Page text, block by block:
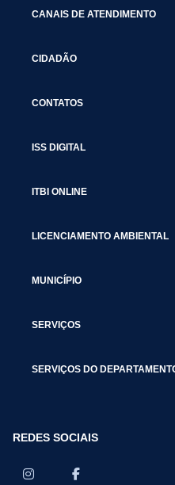
CANAIS DE ATENDIMENTO
CIDADÃO
CONTATOS
ISS DIGITAL
ITBI ONLINE
LICENCIAMENTO AMBIENTAL
MUNICÍPIO
SERVIÇOS
SERVIÇOS DO
REDES SOCIAIS